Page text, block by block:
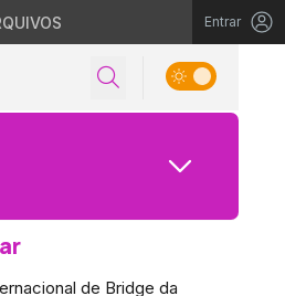
Entrar
de Bridge da